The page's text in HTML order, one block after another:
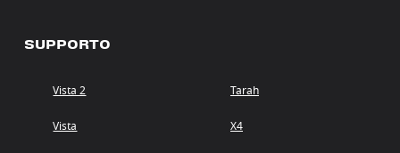
SUPPORTO
Vista 2
Vista
Tarah
X4